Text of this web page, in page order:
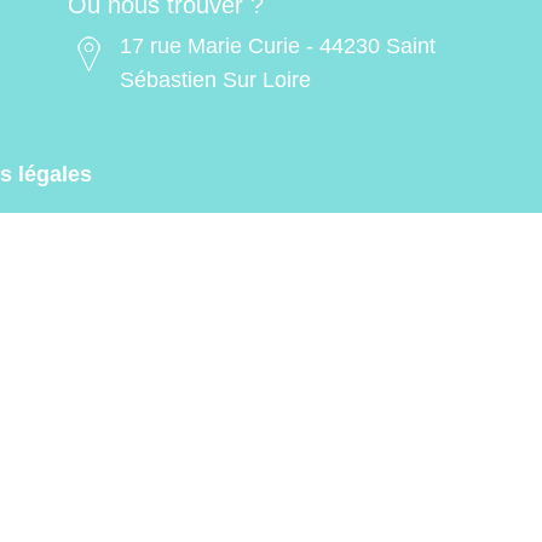
17 rue Marie Curie - 44230 Saint
Sébastien Sur Loire
légales